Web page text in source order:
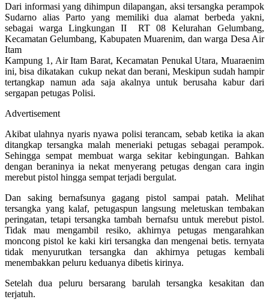
Dari informasi yang dihimpun dilapangan, aksi tersangka perampok
Sudarno alias Parto yang memiliki dua alamat berbeda yakni,
sebagai warga Lingkungan II RT 08 Kelurahan Gelumbang,
Kecamatan Gelumbang, Kabupaten Muarenim, dan warga Desa Air
Itam
Kampung 1, Air Itam Barat, Kecamatan Penukal Utara, Muaraenim
ini, bisa dikatakan cukup nekat dan berani, Meskipun sudah hampir
tertangkap namun ada saja akalnya untuk berusaha kabur dari
sergapan petugas Polisi.
Advertisement
Akibat ulahnya nyaris nyawa polisi terancam, sebab ketika ia akan
ditangkap tersangka malah meneriaki petugas sebagai perampok.
Sehingga sempat membuat warga sekitar kebingungan. Bahkan
dengan beraninya ia nekat menyerang petugas dengan cara ingin
merebut pistol hingga sempat terjadi bergulat.
Dan saking bernafsunya gagang pistol sampai patah. Melihat
tersangka yang kalaf, petugaspun langsung meletuskan tembakan
peringatan, tetapi tersangka tambah bernafsu untuk merebut pistol.
Tidak mau mengambil resiko, akhirnya petugas mengarahkan
moncong pistol ke kaki kiri tersangka dan mengenai betis. ternyata
tidak menyurutkan tersangka dan akhirnya petugas kembali
menembakkan peluru keduanya dibetis kirinya.
Setelah dua peluru bersarang barulah tersangka kesakitan dan
terjatuh.